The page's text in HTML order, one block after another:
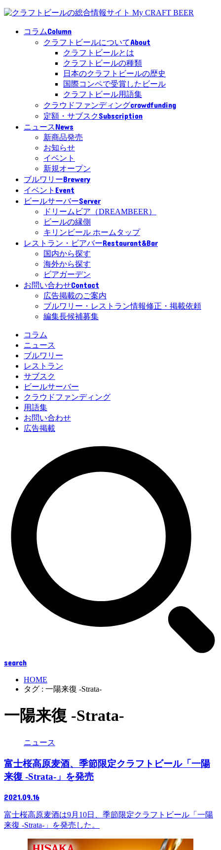
コラムColumn
クラフトビールについてAbout
クラフトビールとは
クラフトビールの種類
日本のクラフトビールの歴史
国際コンペで受賞したビール
クラフトビール用語集
クラウドファンディングcrowdfunding
定額・サブスクSubscription
ニュースNews
新商品発売
お知らせ
イベント
新規オープン
ブルワリーBrewery
イベント Event
ビールサーバーServer
ドリームビア（DREAMBEER）
ビールの縁側
キリンビール ホームタップ
レストラン・ビアバーRestaurant&Bar
国内から探す
海外から探す
ビアガーデン
お問い合わせContact
広告掲載のご案内
ブルワリー・レストラン情報修正・掲載依頼
編集長候補募集
コラム
ニュース
ブルワリー
レストラン
サブスク
ビールサーバー
クラウドファンディング
用語集
お問い合わせ
広告掲載
search
HOME
タグ : 一陽来復 -Strata-
一陽来復 -Strata-
ニュース
富士桜高原麦酒、季節限定クラフトビール「一陽
来復 -Strata-」を発売
2021.09.16
富士桜高原麦酒は9月10日、季節限定クラフトビール「一陽
来復 -Strata-」を発売した。